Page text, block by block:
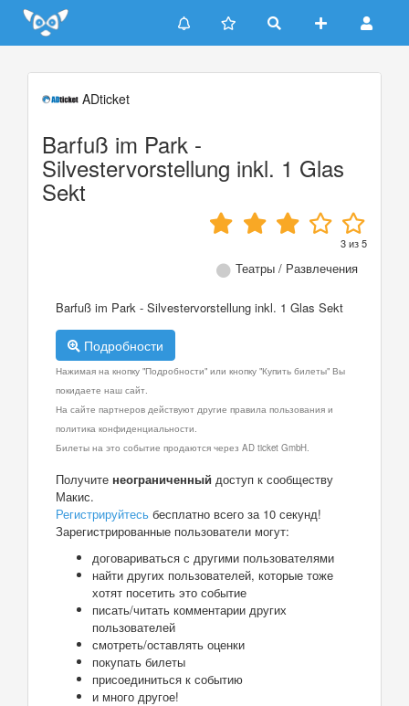
Update cookies preferences
ADticket
Barfuß im Park -
Silvestervorstellung inkl. 1 Glas
Sekt
3из5
Театры / Развлечения
Barfuß im Park - Silvestervorstellung inkl. 1 Glas Sekt
Подробности
Нажимая на кнопку "Подробности" или кнопку "Купить билеты" Вы
покидаете наш сайт.
На сайте партнеров действуют другие правила пользования и
политика конфиденциальности.
Билеты на это событие продаются через AD ticket GmbH.
Получите неограниченный доступ к сообществу
Макис.
Регистрируйтесь бесплатно всего за 10 секунд!
Зарегистрированные пользователи могут:
договариваться с другими пользователями
найти других пользователей, которые тоже
хотят посетить это событие
писать/читать комментарии других
пользователей
смотреть/оставлять оценки
покупать билеты
присоединиться к событию
и много другое!